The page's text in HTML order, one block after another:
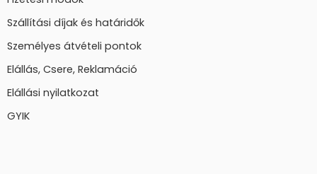
Szállítási díjak és határidők
Személyes átvételi pontok
Elállás, Csere, Reklamáció
Elállási nyilatkozat
GYIK